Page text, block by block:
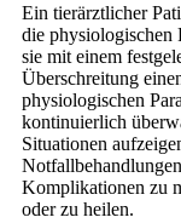
Ein tierärztlicher
die physiologischen
sie mit einem
Überschreitung
physiologischen
kontinuierlich
Situationen
Komplikationen zu
oder zu heilen.